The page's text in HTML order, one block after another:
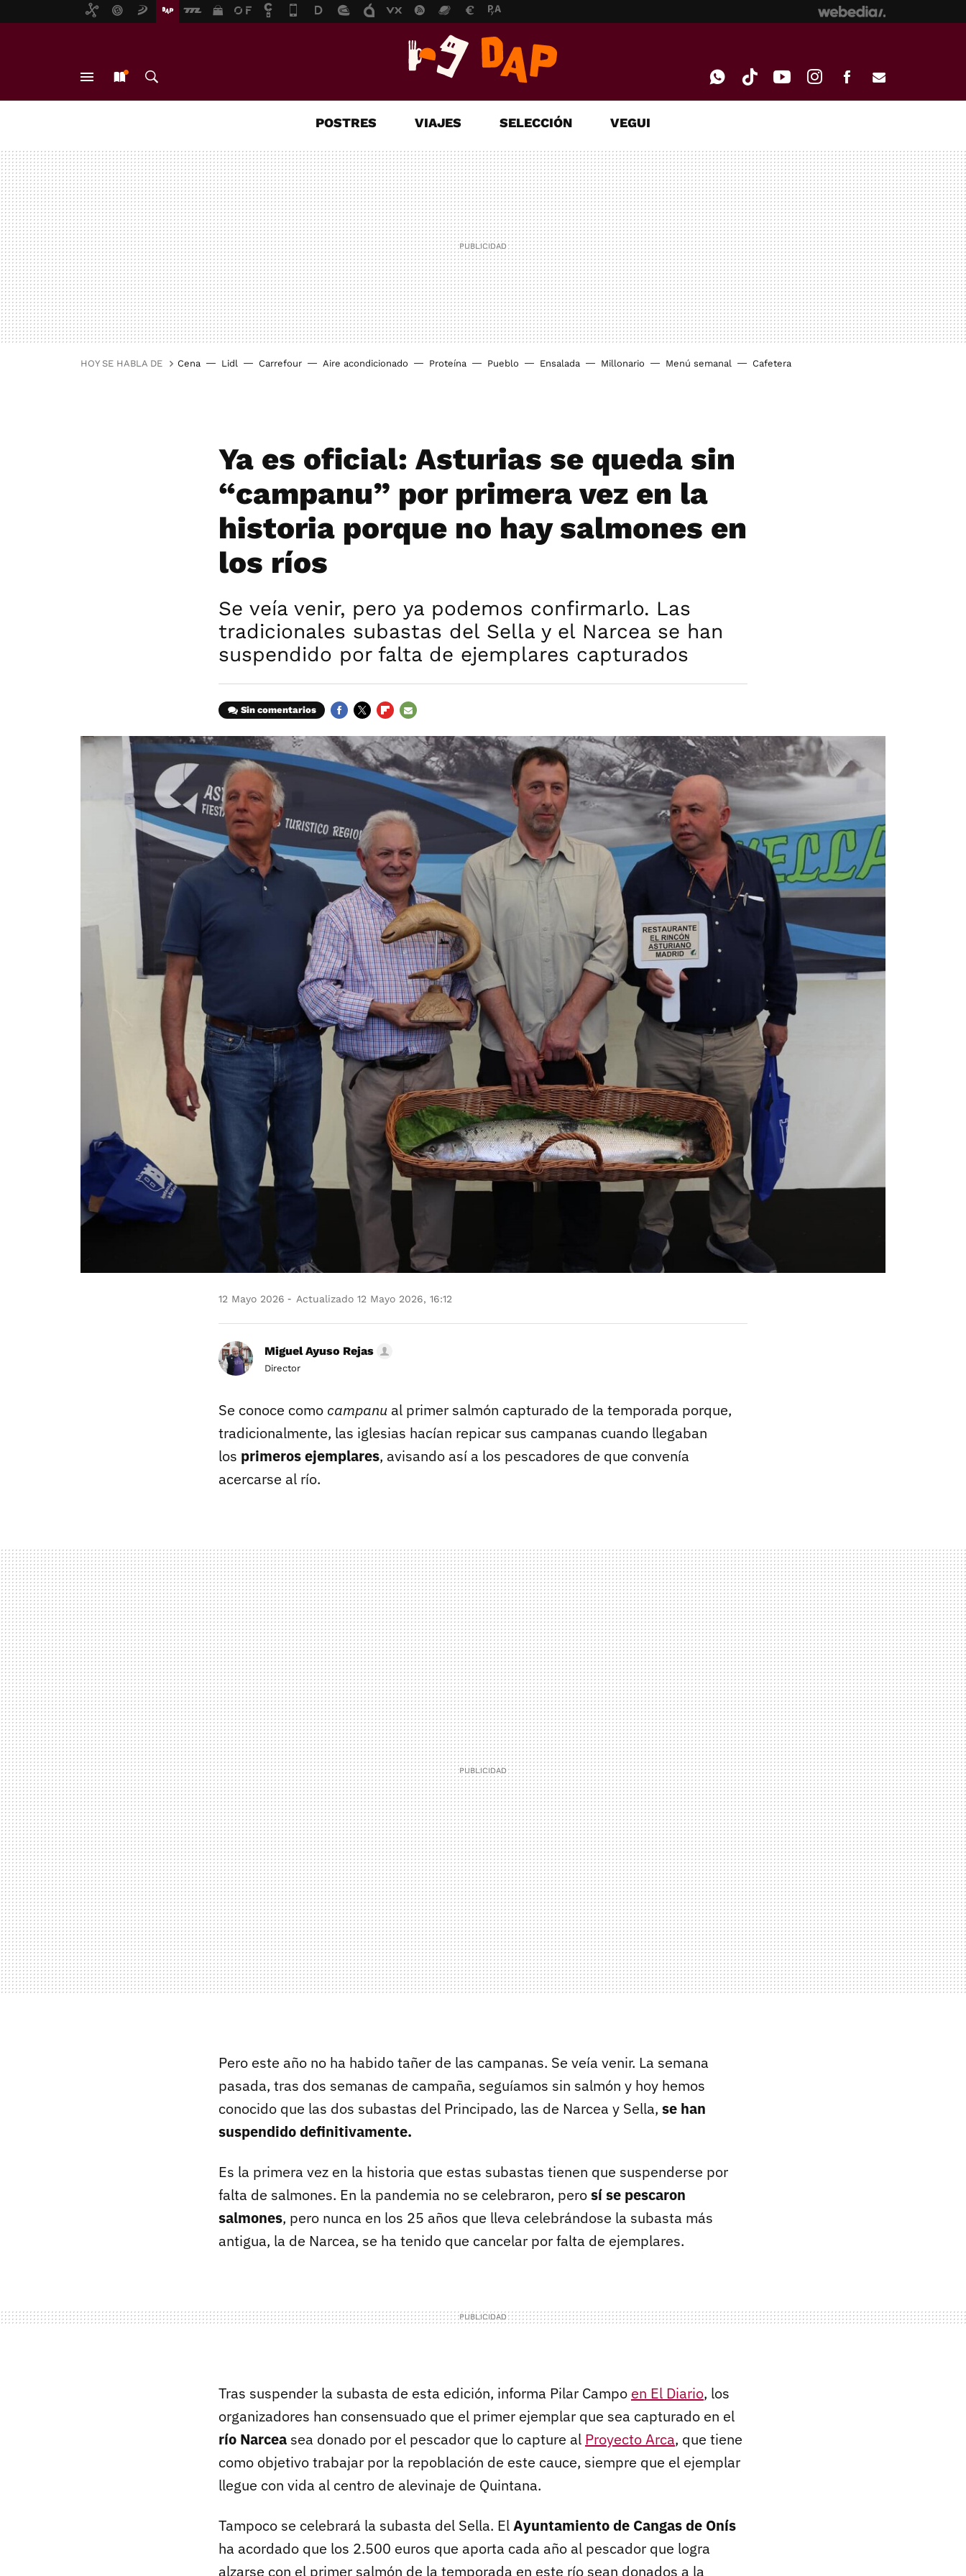
MAIL
POSTRES VIAJES SELECCIÓN VEGUI
HOY SE HABLA DE Cena Lidl Carrefour Aire acondicionado Proteína Pueblo Ensalada Millonario Menú semanal Cafetera
Ya es oficial: Asturias se queda sin
“campanu” por primera vez en la
historia porque no hay salmones en
los ríos
Se veía venir, pero ya podemos confirmarlo. Las
tradicionales subastas del Sella y el Narcea se han
suspendido por falta de ejemplares capturados
Sin comentarios
MAIL
12 Mayo 2026 Actualizado 12 Mayo 2026, 16:12
Miguel Ayuso Rejas
Director
Se conoce como campanu al primer salmón capturado de la temporada porque,
tradicionalmente, las iglesias hacían repicar sus campanas cuando llegaban
los primeros ejemplares, avisando así a los pescadores de que convenía
acercarse al río.
Pero este año no ha habido tañer de las campanas. Se veía venir. La semana
pasada, tras dos semanas de campaña, seguíamos sin salmón y hoy hemos
conocido que las dos subastas del Principado, las de Narcea y Sella, se han
suspendido definitivamente.
Es la primera vez en la historia que estas subastas tienen que suspenderse por
falta de salmones. En la pandemia no se celebraron, perosí se pescaron
salmones, pero nunca en los 25 años que lleva celebrándose la subasta más
antigua, la de Narcea, se ha tenido que cancelar por falta de ejemplares.
Tras suspender la subasta de esta edición, informa Pilar Campo en El Diario, los
organizadores han consensuado que el primer ejemplar que sea capturado en el
río Narcea sea donado por el pescador que lo capture al Proyecto Arca, que tiene
como objetivo trabajar por la repoblación de este cauce, siempre que el ejemplar
llegue con vida al centro de alevinaje de Quintana.
Tampoco se celebrará la subasta del Sella. ElAyuntamiento de Cangas de Onís
ha acordado que los 2.500 euros que aporta cada año al pescador que logra
alzarse con el primer salmón de la temporada en este río sean donados a la